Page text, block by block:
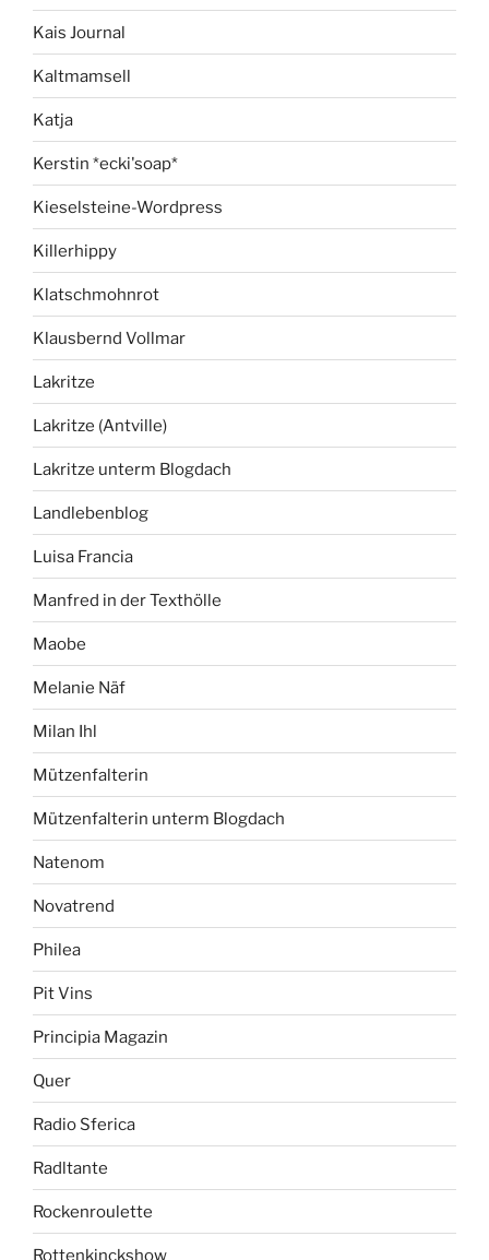
Kais Journal
Kaltmamsell
Katja
Kerstin *ecki'soap*
Kieselsteine-Wordpress
Killerhippy
Klatschmohnrot
Klausbernd Vollmar
Lakritze
Lakritze (Antville)
Lakritze unterm Blogdach
Landlebenblog
Luisa Francia
Manfred in der Texthölle
Maobe
Melanie Näf
Milan Ihl
Mützenfalterin
Mützenfalterin unterm Blogdach
Natenom
Novatrend
Philea
Pit Vins
Principia Magazin
Quer
Radio Sferica
Radltante
Rockenroulette
Rottenkinckshow